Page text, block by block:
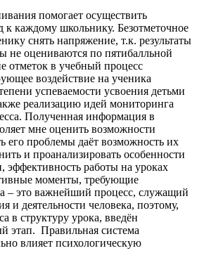
помогает осуществить
к каждому школьнику. Безотметочное
снять напряжение, т.к. результаты
не оцениваются по пятибалльной
отметок в учебный процесс
воздействие на ученика
успеваемости усвоения детьми
реализацию идей мониторинга
Полученная информация в
мне оценить возможности
его проблемы даёт возможность их
и проанализировать особенности
эффективность работы на уроках
моменты, требующие
– это важнейший процесс, служащий
и деятельности человека, поэтому,
в структуру урока, введён
этап. Правильная система
влияет психологическую